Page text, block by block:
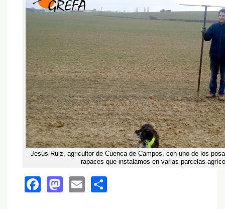
Jesús Ruiz, agricultor de Cuenca de Campos, con uno de los
rapaces que instalamos en varias parcelas
Facebook
Mastodon
Email